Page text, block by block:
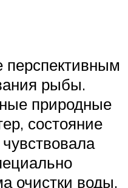
перспективным
рыбы.
природные
состояние
очистки воды,